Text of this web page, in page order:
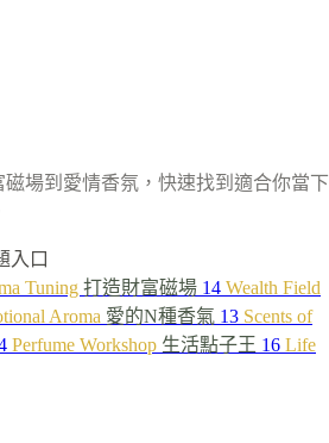
場到愛情香氛，快速找到適合你當下
入口
Tuning 打造財富磁場 14 Wealth Field
Aroma 愛的N種香氣 13 Scents of
Perfume Workshop 生活點子王 16 Life